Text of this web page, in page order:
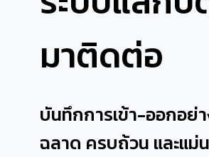
มาติดต่อ
บันทึกการเข้า-ออกอย่
ฉลาด ครบถ้วน และแม่